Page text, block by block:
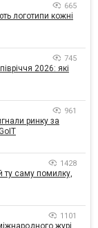
665
логотипи кожні
745
2026: які
961
ринку за
1428
ту саму помилку,
1101